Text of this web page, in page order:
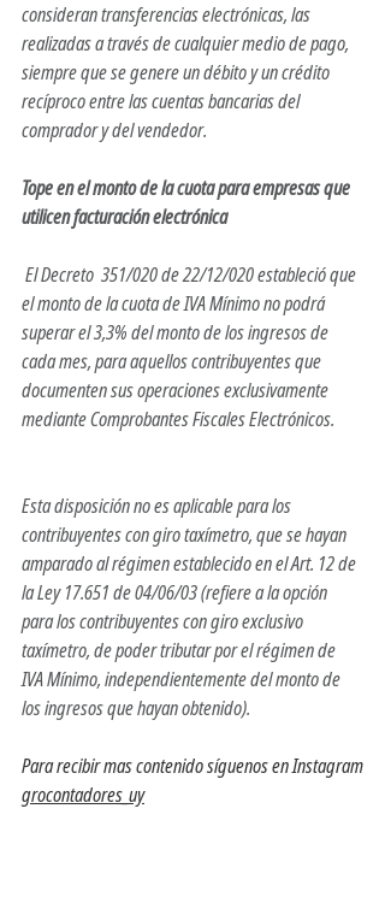
consideran transferencias electrónicas, las
realizadas a través de cualquier medio de pago,
siempre que se genere un débito y un crédito
recíproco entre las cuentas bancarias del
comprador y del vendedor.
Tope en el monto de la cuota para empresas que
utilicen facturación electrónica
el monto de la cuota de IVA Mínimo no podrá
superar el 3,3% del monto de los ingresos de
cada mes, para aquellos contribuyentes que
documenten sus operaciones exclusivamente
mediante Comprobantes Fiscales Electrónicos.
Esta disposición no es aplicable para los
contribuyentes con giro taxímetro, que se hayan
amparado al régimen establecido en el Art. 12 de
la Ley 17.651 de 04/06/03 (refiere a la opción
para los contribuyentes con giro exclusivo
taxímetro, de poder tributar por el régimen de
IVA Mínimo, independientemente del monto de
los ingresos que hayan obtenido).
grocontadores_uy